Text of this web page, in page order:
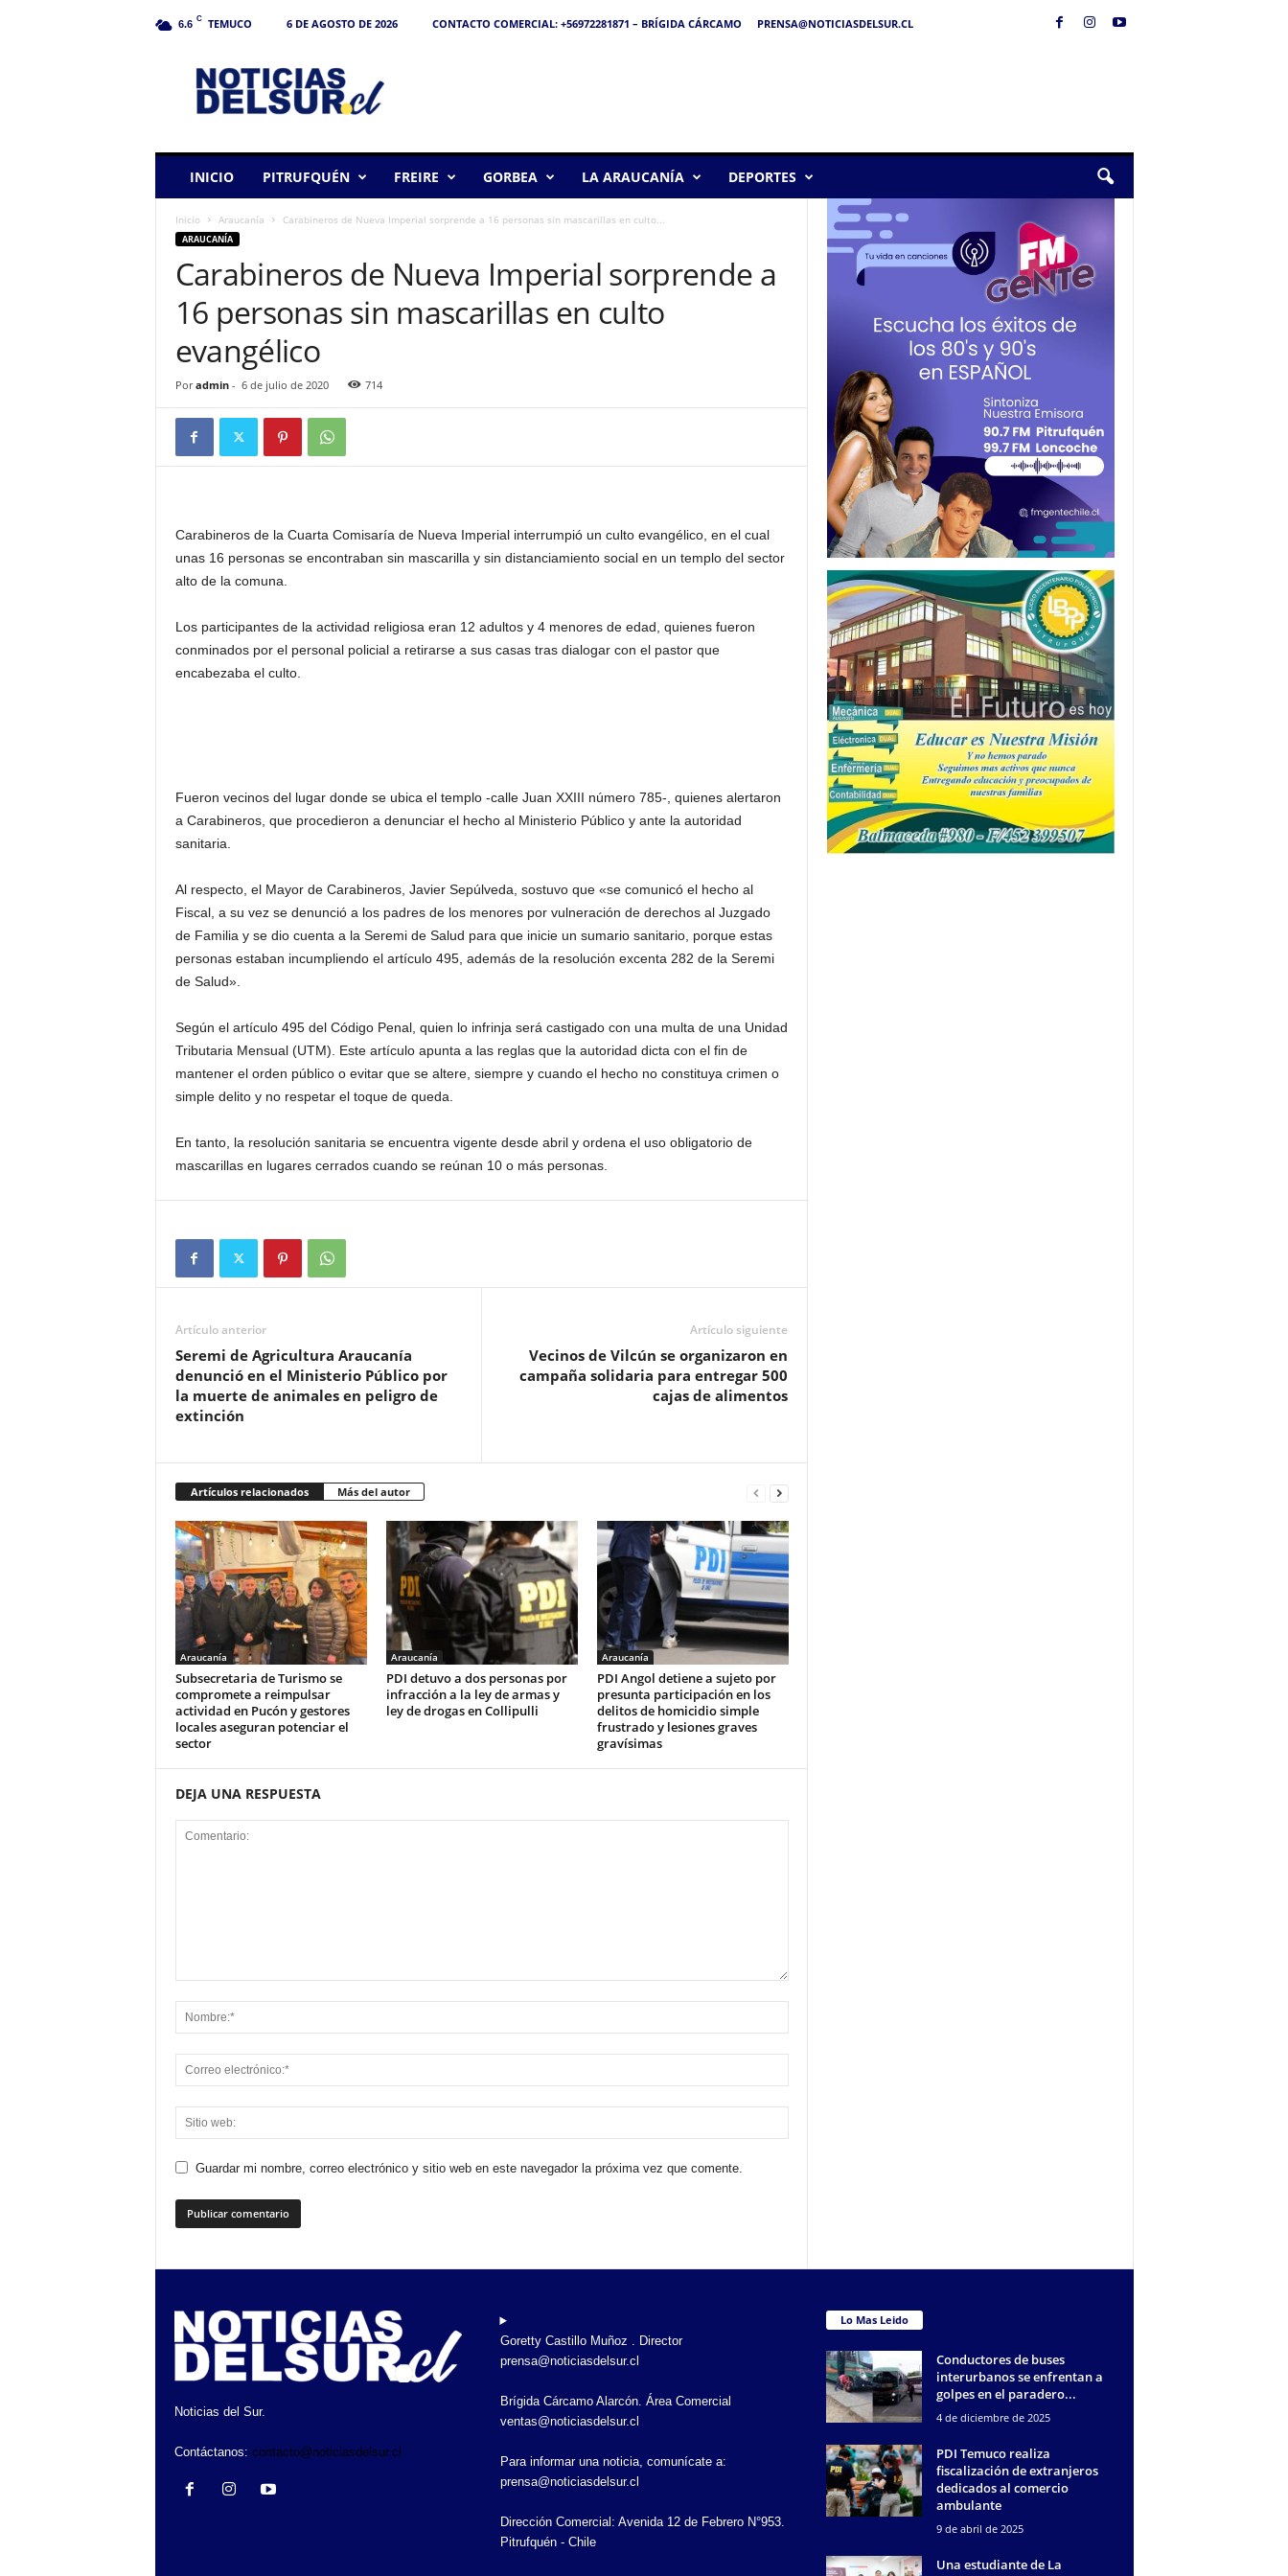
6.6 C TEMUCO 6 DE AGOSTO DE 2026 CONTACTO COMERCIAL: +56972281871 – BRÍGIDA CÁRCAMO
PRENSA@NOTICIASDELSUR.CL
INICIO PITRUFQUÉN FREIRE GORBEA LA ARAUCANÍA DEPORTES
Inicio Araucanía Carabineros de Nueva Imperial sorprende a 16 personas sin mascarillas en culto...
ARAUCANÍA
Carabineros de Nueva Imperial sorprende a
16 personas sin mascarillas en culto
evangélico
Por admin- 6 de julio de 2020 714
Carabineros de la Cuarta Comisaría de Nueva Imperial interrumpió un culto evangélico, en el cual
unas 16 personas se encontraban sin mascarilla y sin distanciamiento social en un templo del sector
alto de la comuna.
Los participantes de la actividad religiosa eran 12 adultos y 4 menores de edad, quienes fueron
conminados por el personal policial a retirarse a sus casas tras dialogar con el pastor que
encabezaba el culto.
Fueron vecinos del lugar donde se ubica el templo -calle Juan XXIII número 785-, quienes alertaron
a Carabineros, que procedieron a denunciar el hecho al Ministerio Público y ante la autoridad
sanitaria.
Al respecto, el Mayor de Carabineros, Javier Sepúlveda, sostuvo que «se comunicó el hecho al
Fiscal, a su vez se denunció a los padres de los menores por vulneración de derechos al Juzgado
de Familia y se dio cuenta a la Seremi de Salud para que inicie un sumario sanitario, porque estas
personas estaban incumpliendo el artículo 495, además de la resolución excenta 282 de la Seremi
de Salud».
Según el artículo 495 del Código Penal, quien lo infrinja será castigado con una multa de una Unidad
Tributaria Mensual (UTM). Este artículo apunta a las reglas que la autoridad dicta con el fin de
mantener el orden público o evitar que se altere, siempre y cuando el hecho no constituya crimen o
simple delito y no respetar el toque de queda.
En tanto, la resolución sanitaria se encuentra vigente desde abril y ordena el uso obligatorio de
mascarillas en lugares cerrados cuando se reúnan 10 o más personas.
Artículo anterior
Seremi de Agricultura Araucanía
denunció en el Ministerio Público por
la muerte de animales en peligro de
extinción
Artículo siguiente
Vecinos de Vilcún se organizaron en
campaña solidaria para entregar 500
cajas de alimentos
Artículos relacionados Más del autor
Araucanía
Subsecretaria de Turismo se
compromete a reimpulsar
actividad en Pucón y gestores
locales aseguran potenciar el
sector
Araucanía
PDI detuvo a dos personas por
infracción a la ley de armas y
ley de drogas en Collipulli
Araucanía
PDI Angol detiene a sujeto por
presunta participación en los
delitos de homicidio simple
frustrado y lesiones graves
gravísimas
DEJA UNA RESPUESTA
Guardar mi nombre, correo electrónico y sitio web en este navegador la próxima vez que comente.
Noticias del Sur.
Contáctanos: contacto@noticiasdelsur.cl
Goretty Castillo Muñoz . Director
prensa@noticiasdelsur.cl
Brígida Cárcamo Alarcón. Área Comercial
ventas@noticiasdelsur.cl
Para informar una noticia, comunícate a:
prensa@noticiasdelsur.cl
Dirección Comercial: Avenida 12 de Febrero N°953.
Pitrufquén - Chile
Lo Mas Leido
Conductores de buses
interurbanos se enfrentan a
golpes en el paradero...
4 de diciembre de 2025
PDI Temuco realiza
fiscalización de extranjeros
dedicados al comercio
ambulante
9 de abril de 2025
Una estudiante de La